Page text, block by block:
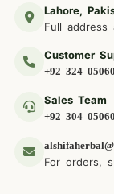
Lahore,
Full address
Customer
+92 324
Sales Team
+92 304
For orders,